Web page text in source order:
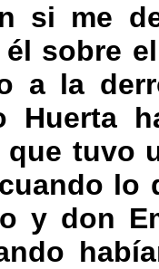
si me
sobre
a la
Huerta
tuvo
y don